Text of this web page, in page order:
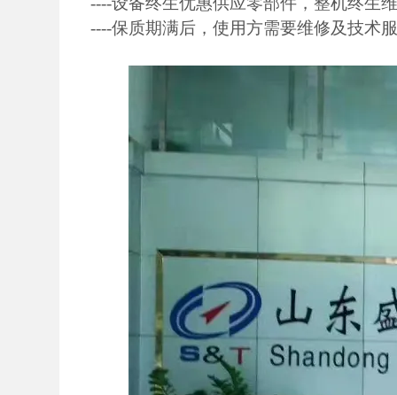
----保质期满后，使用方需要维修及技术